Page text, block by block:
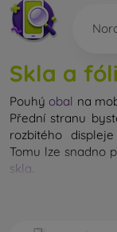
Skla a
Pouhý obal na
Přední stranu
rozbitého
Tomu lze snadno
skla
Nerozbitné sklo
zůstane displej